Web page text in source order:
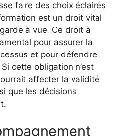
faire des choix éclairés
est un droit vital
à vue. Ce droit à
pour assurer la
et pour défendre
cette obligation n’est
affecter la validité
que les décisions